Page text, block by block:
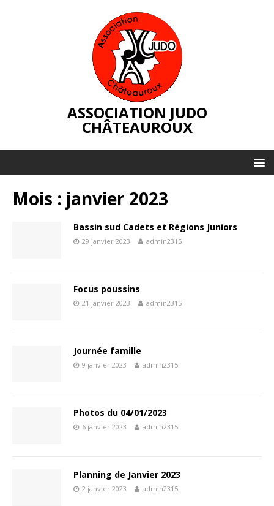
ASSOCIATION JUDO
CHÂTEAUROUX
Mois : janvier 2023
Bassin sud Cadets et Régions Juniors
29 janvier 2023 admin2315
Focus poussins
21 janvier 2023 admin2315
Journée famille
9 janvier 2023 admin2315
Photos du 04/01/2023
6 janvier 2023 admin2315
Planning de Janvier 2023
2 janvier 2023 admin2315